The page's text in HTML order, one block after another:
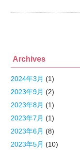
Archives
2024年3月 (1)
2023年9月 (2)
2023年8月 (1)
2023年7月 (1)
2023年6月 (8)
2023年5月 (10)